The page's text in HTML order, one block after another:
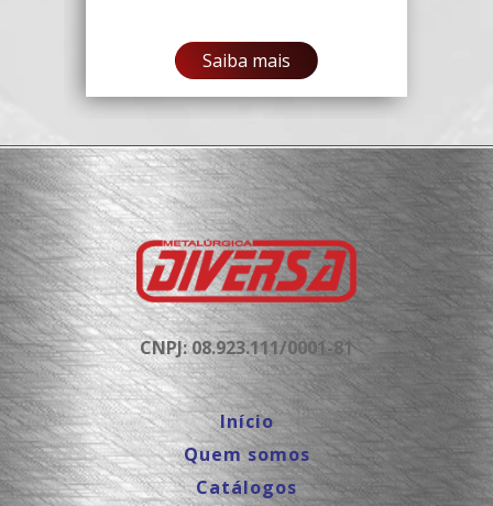
Saiba mais
CNPJ: 08.923.111/0001-81
Início
Quem somos
Catálogos